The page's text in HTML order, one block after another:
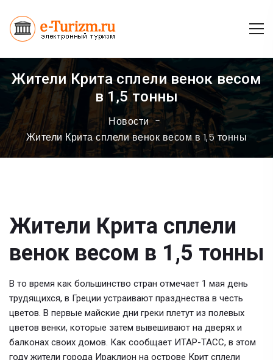
Жители Крита сплели венок весом
в 1,5 тонны
Новости
Жители Крита сплели венок весом в 1,5 тонны
Жители Крита сплели
венок весом в 1,5 тонны
В то время как большинство стран отмечает 1 мая день
трудящихся, в Греции устраивают празднества в честь
цветов. В первые майские дни греки плетут из полевых
цветов венки, которые затем вывешивают на дверях и
балконах своих домов. Как сообщает ИТАР-ТАСС, в этом
году жители города Ираклион на острове Крит сплели